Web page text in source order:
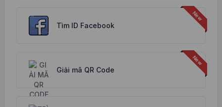
Tìm ID Facebook
Giải mã QR Code